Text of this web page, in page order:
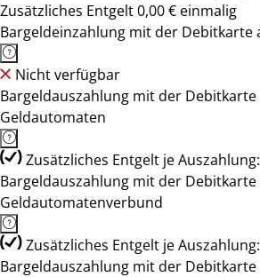
Zusätzliches Entgelt 0,00 € einmalig
Bargeldeinzahlung mit der Debitkarte
Nicht verfügbar
Bargeldauszahlung mit der Debitkarte
Geldautomaten
Zusätzliches Entgelt je
Bargeldauszahlung mit der Debitkarte
Geldautomatenverbund
Zusätzliches Entgelt je
Bargeldauszahlung mit der